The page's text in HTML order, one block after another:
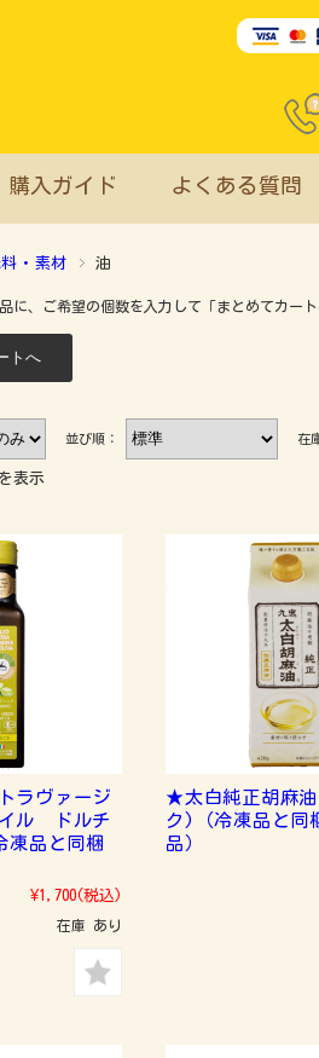
購入ガイド よくある質問
・素材 油
に、ご希望の個数を入力して「まとめてカー
並び順： 在
表示
ラヴァージ
ル ドルチ
凍品と同梱
¥1,700(税込)
在庫 あり
★太白純正胡麻
ク)（冷凍品と同
品）